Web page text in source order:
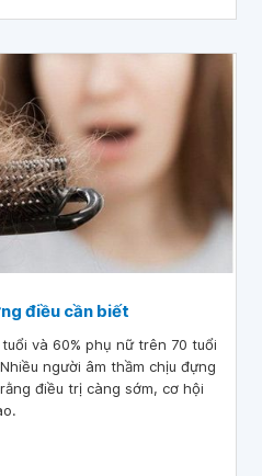
điều cần biết
và 60% phụ nữ trên 70 tuổi
người âm thầm chịu đựng
điều trị càng sớm, cơ hội